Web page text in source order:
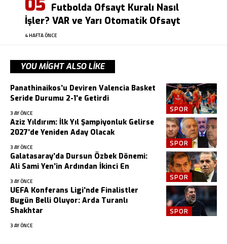
Futbolda Ofsayt Kuralı Nasıl
İşler? VAR ve Yarı Otomatik Ofsayt
4 HAFTA ÖNCE
YOU MIGHT ALSO LIKE
SPOR
Panathinaikos’u Deviren Valencia Basket
Seride Durumu 2-1’e Getirdi
3 AY ÖNCE
SPOR
Aziz Yıldırım: İlk Yıl Şampiyonluk Gelirse
2027’de Yeniden Aday Olacak
3 AY ÖNCE
SPOR
Galatasaray’da Dursun Özbek Dönemi:
Ali Sami Yen’in Ardından İkinci En
3 AY ÖNCE
SPOR
UEFA Konferans Ligi’nde Finalistler
Bugün Belli Oluyor: Arda Turanlı
Shakhtar
3 AY ÖNCE